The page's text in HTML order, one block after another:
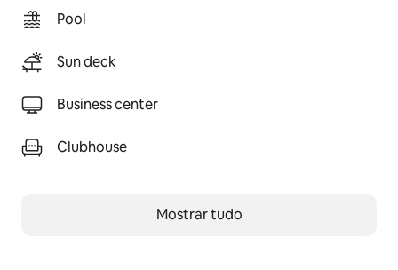
Pool
Sun deck
Business center
Clubhouse
Mostrar tudo